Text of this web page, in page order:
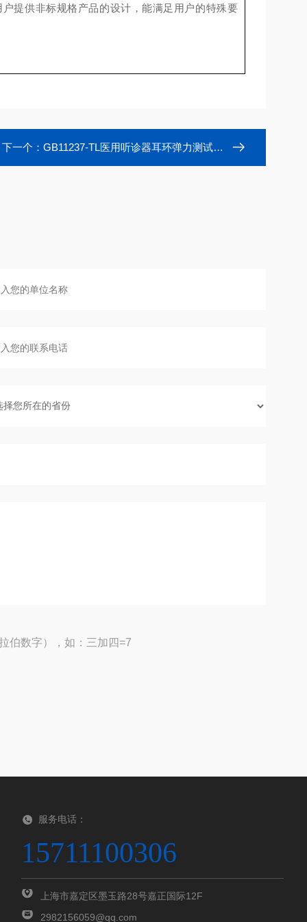
提供非标规格产品的设计，能满足用户的特殊要
下一个： GB11237-TL医用听诊器耳环弹力测试仪供应厂家
伯数字），如：三加四=7
服务电话：
15711100306
上海市嘉定区墨玉路28号嘉正国际12F
2982156059@qq.com